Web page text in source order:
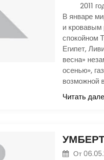
2011 год
В январе
и кровавым
спокойном
Египет,
весна»
осенью»,
возможной
Читать
От